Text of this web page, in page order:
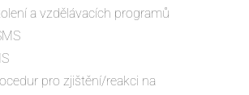
a vzdělávacích programů
pro zjištění/reakci na